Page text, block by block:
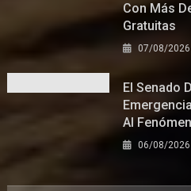
Con Más
Gratuitas
07/08/2026
El Senado
Al
06/08/2026